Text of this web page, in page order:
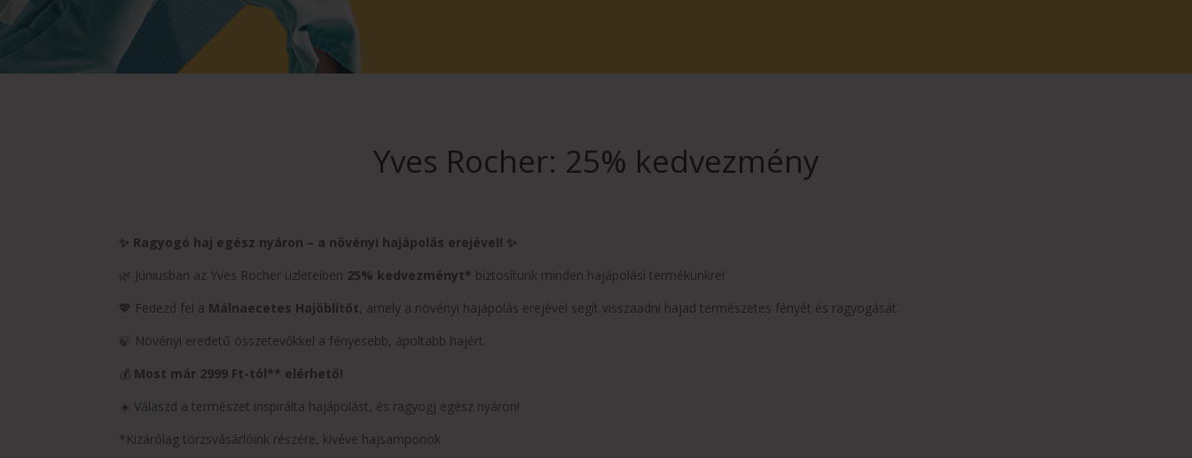
Yves Rocher: 25% kedvezmény
✨ Ragyogó haj egész nyáron – a növényi hajápolás erejével! ✨
🌿 Júniusban az Yves Rocher üzleteiben 25% kedvezményt* biztosítunk minden hajápolási termékünkre!
💖 Fedezd fel a Málnaecetes Hajöblítőt, amely a növényi hajápolás erejével segít visszaadni hajad természetes fényét és ragyogását.
🍃 Növényi eredetű összetevőkkel a fényesebb, ápoltabb hajért.
💰 Most már 2999 Ft-tól** elérhető!
☀️ Válaszd a természet inspirálta hajápolást, és ragyogj egész nyáron!
*Kizárólag törzsvásárlóink részére, kivéve hajsamponok